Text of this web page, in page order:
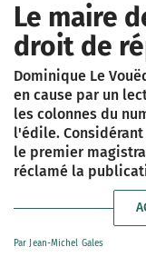
Le maire
droit de
Dominique Le
en cause par un
les colonnes du
l'édile.
le premier
réclamé la
Par Jean-Michel Gales